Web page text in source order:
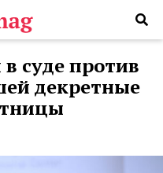
суде против
декретные